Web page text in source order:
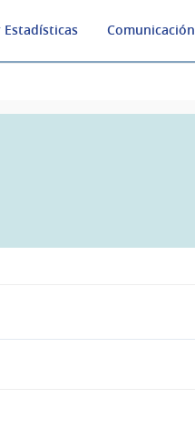
Estadísticas Comunicación